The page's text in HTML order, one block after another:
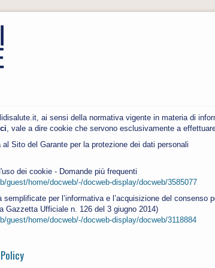
ai sensi della normativa vigente in materia di
, vale a dire cookie che servono esclusivamente a
Sito del Garante per la protezione dei dati personali
dei cookie - Domande più frequenti
guest/home/docweb/-/docweb-display/docweb/3585077
per l’informativa e l’acquisizione del consenso
Gazzetta Ufficiale n. 126 del 3 giugno 2014)
guest/home/docweb/-/docweb-display/docweb/3118884